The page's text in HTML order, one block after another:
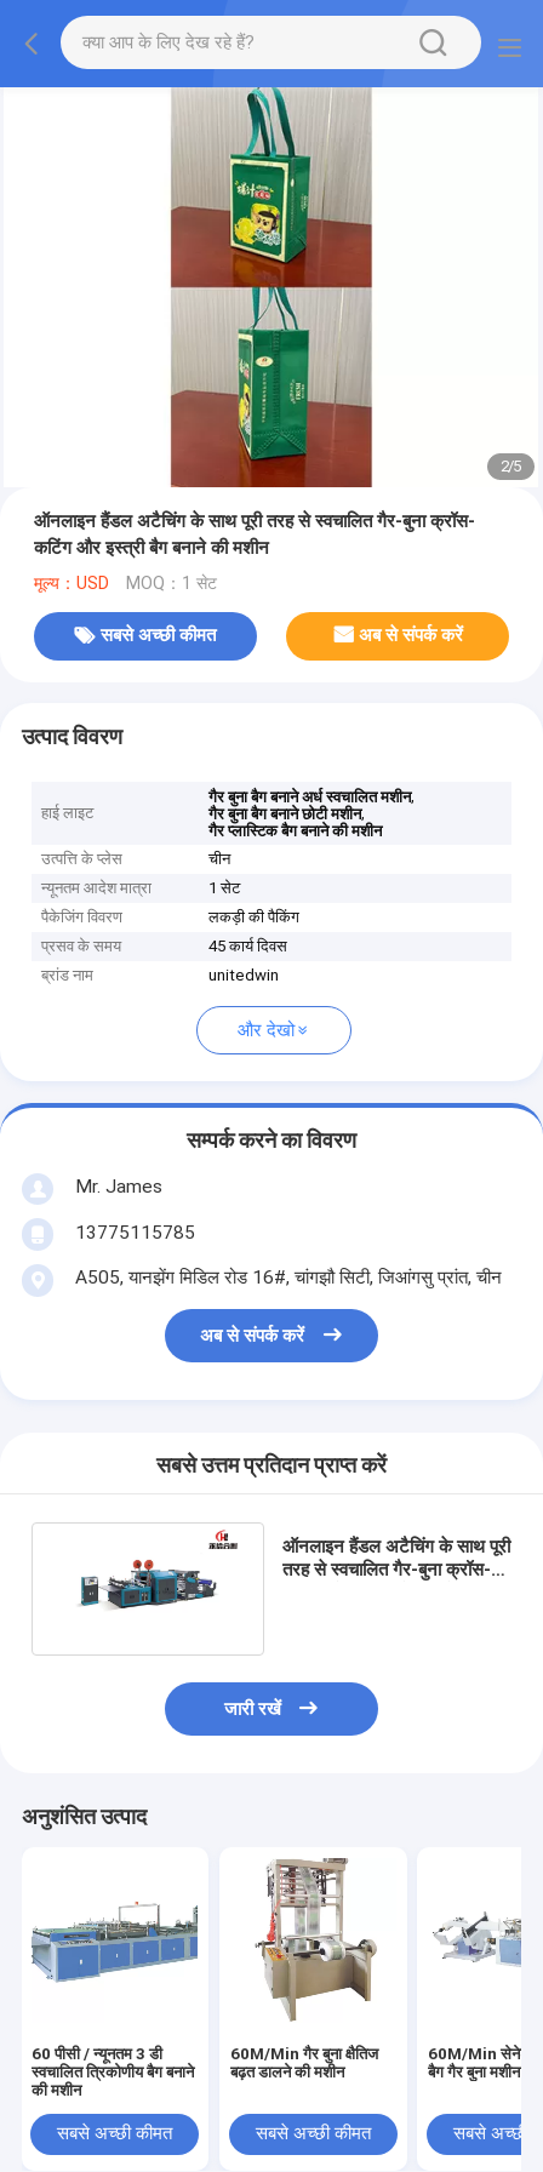
2/5
ऑनलाइन हैंडल अटैचिंग के साथ पूरी तरह से स्वचालित गैर-बुना क्रॉस-
कटिंग और इस्त्री बैग बनाने की मशीन
मूल्य：USD MOQ：1 सेट
सबसे अच्छी कीमत अब से संपर्क करें
उत्पाद विवरण
हाई लाइट
गैर बुना बैग बनाने अर्ध स्वचालित मशीन,
गैर बुना बैग बनाने छोटी मशीन,
गैर प्लास्टिक बैग बनाने की मशीन
उत्पत्ति के प्लेस
चीन
न्यूनतम आदेश मात्रा
1 सेट
पैकेजिंग विवरण
लकड़ी की पैकिंग
प्रसव के समय
45 कार्य दिवस
ब्रांड नाम
unitedwin
और देखो
सम्पर्क करने का विवरण
Mr. James
13775115785
A505, यानझेंग मिडिल रोड 16#, चांगझौ सिटी, जिआंगसु प्रांत, चीन
अब से संपर्क करें
सबसे उत्तम प्रतिदान प्राप्त करें
ऑनलाइन हैंडल अटैचिंग के साथ पूरी
तरह से स्वचालित गैर-बुना क्रॉस-
जारी रखें
अनुशंसित उत्पाद
60 पीसी / न्यूनतम 3 डी
स्वचालित त्रिकोणीय बैग बनाने
की मशीन
सबसे अच्छी कीमत
60M/Min गैर बुना क्षैतिज
बढ़त डालने की मशीन
सबसे अच्छी कीमत
60M/Min सेनेटरी
बैग गैर बुना मशीन
सबसे अच्छी